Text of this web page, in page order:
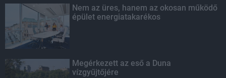
Nem az üres, hanem az okosan működő
épület energiatakarékos
Megérkezett az eső a Duna
vízgyűjtőjére